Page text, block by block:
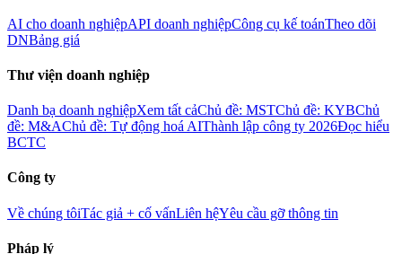
AI cho doanh nghiệpAPI doanh nghiệpCông cụ kế toánTheo dõi
DNBảng giá
Thư viện doanh nghiệp
Danh bạ doanh nghiệpXem tất cảChủ đề: MSTChủ đề: KYBChủ
đề: M&AChủ đề: Tự động hoá AIThành lập công ty 2026Đọc hiểu
BCTC
Công ty
Về chúng tôiTác giả + cố vấnLiên hệYêu cầu gỡ thông tin
Pháp lý